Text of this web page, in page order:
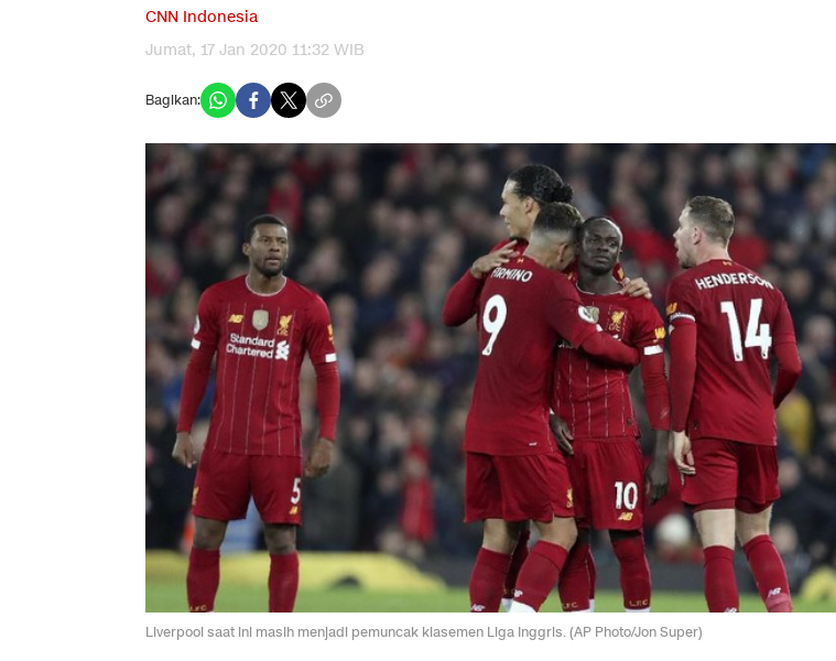
CNN Indonesia
Jumat, 17 Jan 2020 11:32 WIB
Bagikan:
Liverpool saat ini masih menjadi pemuncak klasemen Liga Inggris. (AP Photo/Jon Super)